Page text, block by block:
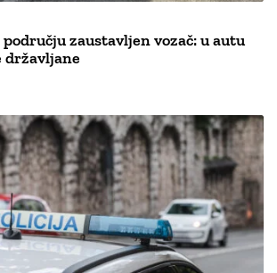
zaustavljen vozač: u autu
državljane